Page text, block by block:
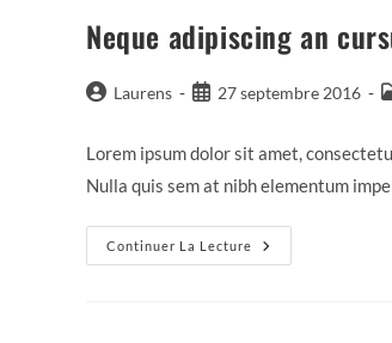
Neque adipiscing an
Auteur/autrice
publication :
Laurens
Publication
27 septembre 2016
Lorem ipsum dolor sit amet,
Nulla quis sem at nibh elementum
Continuer La Lecture
Neque
Adipiscing